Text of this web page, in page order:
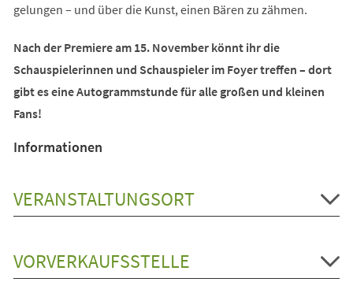
gelungen – und über die Kunst, einen Bären zu zähmen.
Nach der Premiere am 15. November könnt ihr die
Schauspielerinnen und Schauspieler im Foyer treffen – dort
gibt es eine Autogrammstunde für alle großen und kleinen
Fans!
Informationen
VERANSTALTUNGSORT
VORVERKAUFSSTELLE